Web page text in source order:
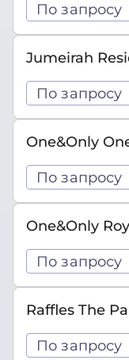
По запросу
Jumeirah
По запросу
One&Only
По запросу
One&Only
По запросу
Raffles The
По запросу